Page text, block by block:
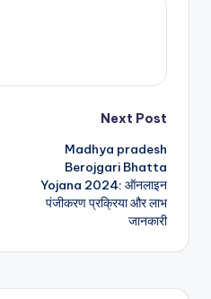
Next Post
Madhya pradesh
Berojgari Bhatta
Yojana 2024: ऑनलाइन
पंजीकरण प्रक्रिया और लाभ
जानकारी